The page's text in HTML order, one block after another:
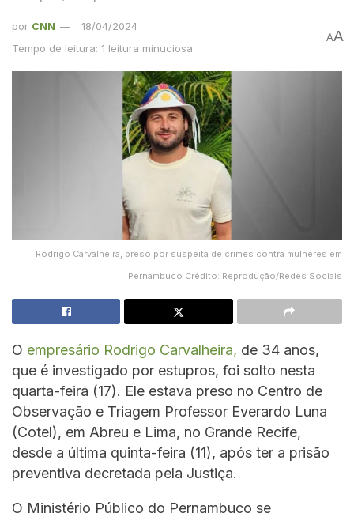
por CNN
18/04/2024
Tempo de leitura: 1 leitura minuciosa
AA
Rodrigo Carvalheira, preso por suspeita de crimes contra mulheres em
Pernambuco Crédito: Reprodução/Redes Sociais
O empresário Rodrigo Carvalheira, de 34 anos,
que é investigado por estupros, foi solto nesta
quarta-feira (17). Ele estava preso no Centro de
Observação e Triagem Professor Everardo Luna
(Cotel), em Abreu e Lima, no Grande Recife,
desde a última quinta-feira (11), após ter a prisão
preventiva decretada pela Justiça.
O Ministério Público do Pernambuco se